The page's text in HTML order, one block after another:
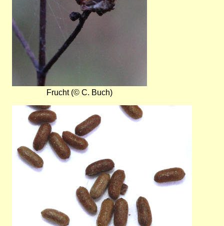
Frucht (© C. Buch)
Bild